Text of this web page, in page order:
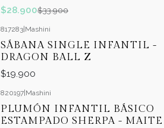
$28.900$33.900
817283|Mashini
SÁBANA SINGLE INFANTIL -
DRAGON BALL Z
$19.900
OFF
820197 Mashini
PLUMÓN INFANTIL BÁSICO
ESTAMPADO SHERPA - MAITE